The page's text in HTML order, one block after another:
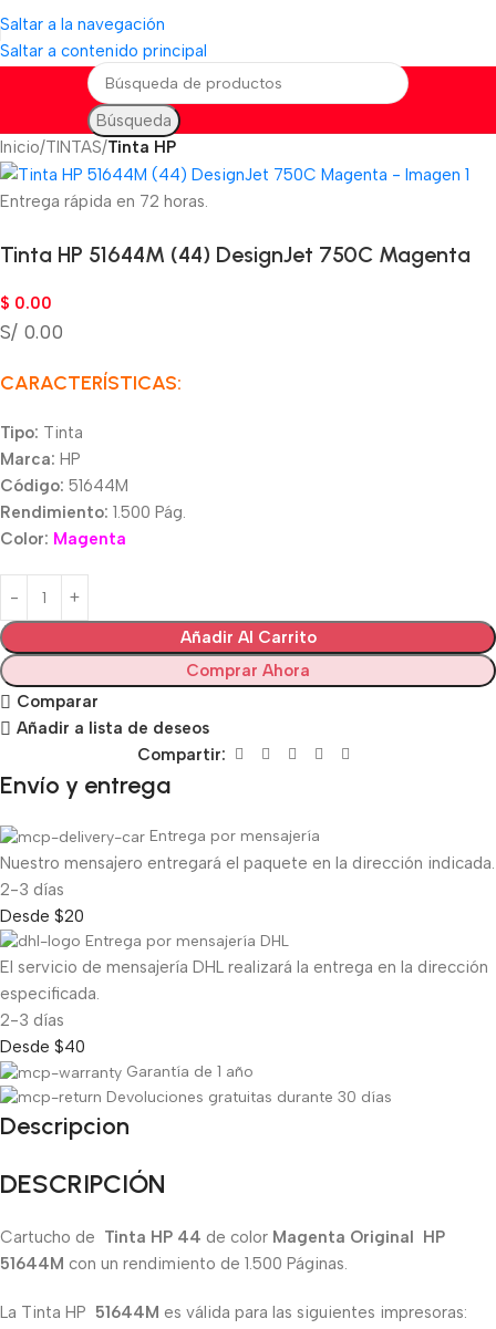
Saltar a la navegación
Saltar a contenido principal
Búsqueda
Inicio TINTAS Tinta HP
Entrega rápida en 72 horas.
Tinta HP 51644M (44) DesignJet 750C Magenta
$ 0.00
S/ 0.00
CARACTERÍSTICAS:
Tipo: Tinta
Marca: HP
Código: 51644M
Rendimiento: 1.500 Pág.
Color: Magenta
Añadir Al Carrito
Comprar Ahora
Comparar
Añadir a lista de deseos
Compartir:
Envío y entrega
Entrega por mensajería
Nuestro mensajero entregará el paquete en la dirección indicada.
2-3 días
Desde $20
Entrega por mensajería DHL
El servicio de mensajería DHL realizará la entrega en la dirección
especificada.
2-3 días
Desde $40
Garantía de 1 año
Devoluciones gratuitas durante 30 días
Descripcion
DESCRIPCIÓN
Cartucho de Tinta HP 44 de color Magenta Original HP
51644M con un rendimiento de 1.500 Páginas.
La Tinta HP 51644M es válida para las siguientes impresoras: